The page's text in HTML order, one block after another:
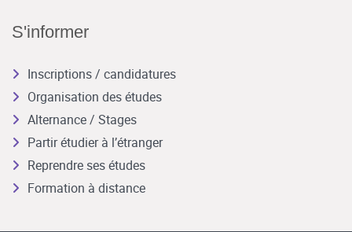
S'informer
Inscriptions / candidatures
Organisation des études
Alternance / Stages
Partir étudier à l’étranger
Reprendre ses études
Formation à distance